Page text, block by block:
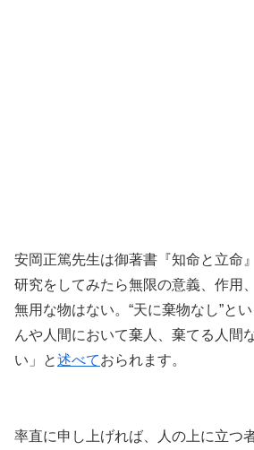
安岡正篤先生は御著書『知命と立命
研究をしてみたら無限の意義、作用
無用な物はない。“天に棄物なし”と
んや人間において棄人、棄てる人間
い」と述べておられます。
率直に申し上げれば、人の上に立つ